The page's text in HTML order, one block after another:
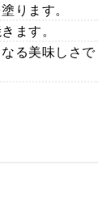
ります。
ます。
る美味しさで